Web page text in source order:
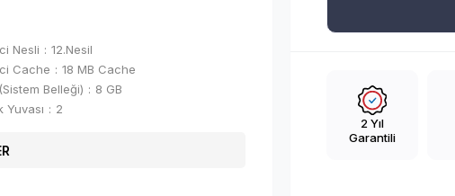
Nesli
12.Nesil
Cache
18 MB Cache
Belleği)
8 GB
Yuvası 2
2 Yıl
Garantili